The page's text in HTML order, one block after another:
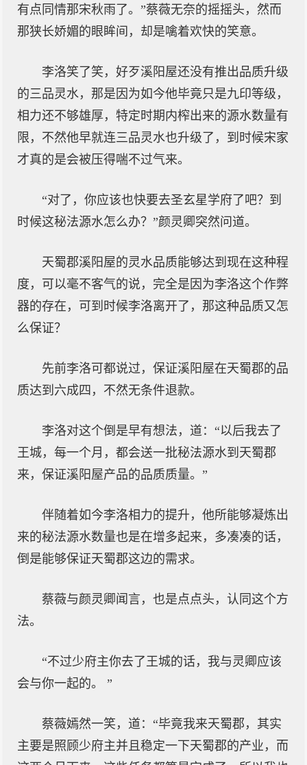
有点同情那宋秋雨了。”蔡薇无奈的摇摇头，然而
那狭长娇媚的眼眸间，却是噙着欢快的笑意。
李洛笑了笑，好歹溪阳屋还没有推出品质升级
的三品灵水，那是因为如今他毕竟只是九印等级，
相力还不够雄厚，特定时期内榨出来的源水数量有
限，不然他早就连三品灵水也升级了，到时候宋家
才真的是会被压得喘不过气来。
“对了，你应该也快要去圣玄星学府了吧？到
时候这秘法源水怎么办？”颜灵卿突然问道。
天蜀郡溪阳屋的灵水品质能够达到现在这种程
度，可以毫不客气的说，完全是因为李洛这个作弊
器的存在，可到时候李洛离开了，那这种品质又怎
么保证？
先前李洛可都说过，保证溪阳屋在天蜀郡的品
质达到六成四，不然无条件退款。
李洛对这个倒是早有想法，道：“以后我去了
王城，每一个月，都会送一批秘法源水到天蜀郡
来，保证溪阳屋产品的品质质量。”
伴随着如今李洛相力的提升，他所能够凝炼出
来的秘法源水数量也是在增多起来，多凑凑的话，
倒是能够保证天蜀郡这边的需求。
蔡薇与颜灵卿闻言，也是点点头，认同这个方
法。
“不过少府主你去了王城的话，我与灵卿应该
会与你一起的。 ”
蔡薇嫣然一笑，道：“毕竟我来天蜀郡，其实
主要是照顾少府主并且稳定一下天蜀郡的产业，而